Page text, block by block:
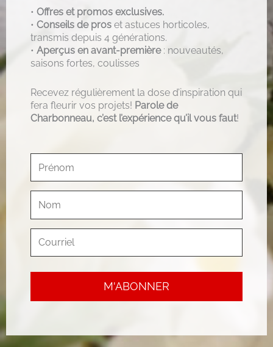
• Offres et promos exclusives.
• Conseils de pros et astuces horticoles,
transmis depuis 4 générations.
• Aperçus en avant-première: nouveautés,
saisons fortes, coulisses
Recevez régulièrement la dose d’inspiration qui
fera fleurir vos projets! Parole de
Charbonneau, c’est l’expérience qu’il vous faut!